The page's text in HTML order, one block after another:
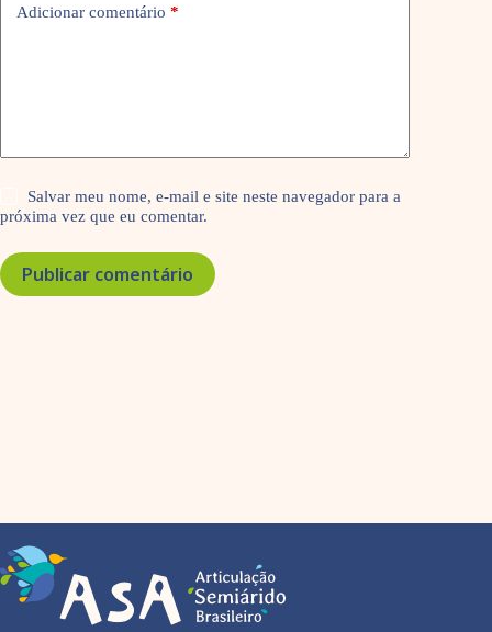
Adicionar comentário *
Salvar meu nome, e-mail e site neste navegador para a
próxima vez que eu comentar.
Publicar comentário